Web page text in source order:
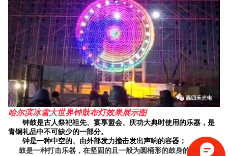
哈尔滨冰雪大世界钟鼓布灯效果展示图
钟鼓是古人祭祀祖先、宴享盟会、庆功大典时使用的乐器，是
青铜礼品中不可缺少的一部分。
钟是一种中空的、由外部发力撞击发出声响的容器；
鼓是一种打击乐器，在坚固的且一般为圆桶形的鼓身的一面或双